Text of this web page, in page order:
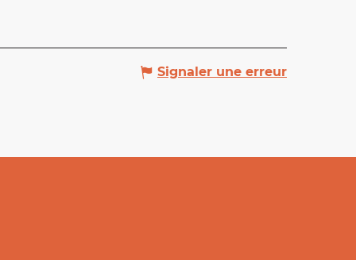
Signaler une erreur